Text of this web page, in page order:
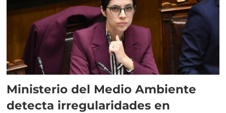
Ministerio del Medio Ambiente
detecta irregularidades en